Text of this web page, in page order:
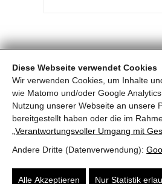
Diese Webseite verwendet Cookies
Wir verwenden Cookies, um Inhalte
wie Matomo und/oder Google
Nutzung unserer Webseite an unsere
bereitgestellt haben oder die im
„Verantwortungsvoller Umgang mit
Andere Dritte (Datenverwendung):
Alle Akzeptieren Nur Statistik
Freiwillige Feuerwehr
Florianistraße 1,5721Piesendorf ,
+43 6549 20122
Fax:+43 6549 7828